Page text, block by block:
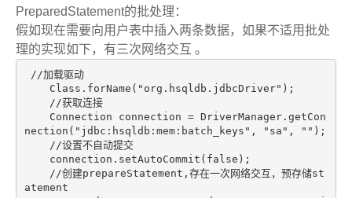
PreparedStatement的批处理：
假如现在需要向用户表中插入两条数据，如果不适用批处
理的实现如下，有三次网络交互 。
//加载驱动
    Class.forName(
"org.hsqldb.jdbcDriver" );
//获取连接
nection( "jdbc:hsqldb:mem:batch_keys" , "sa" , "" );
//设置不自动提交
    connection.setAutoCommit(
false );
//创建prepareStatement,存在一次网络交互，预存储st
atement